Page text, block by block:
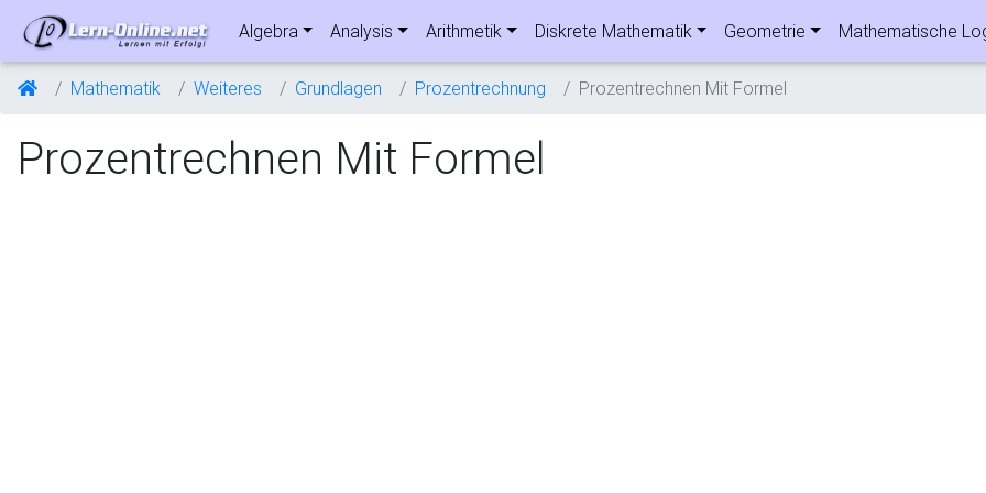
Algebra Analysis Arithmetik Diskrete Mathematik Geometrie Mathematische
Mathematik Weiteres Grundlagen Prozentrechnung Prozentrechnen Mit Formel
Prozentrechnen Mit Formel